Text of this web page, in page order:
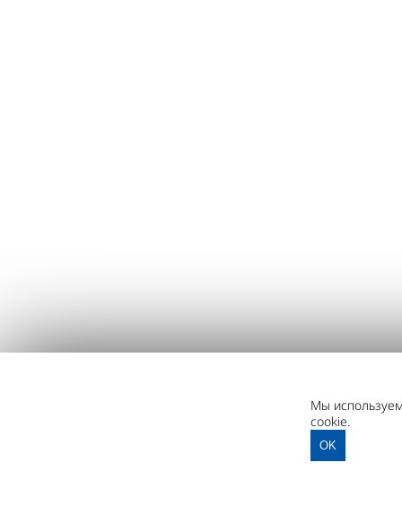
Мы
cookie.
OK